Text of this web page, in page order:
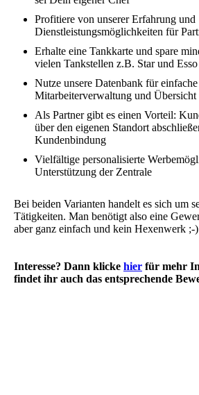
Profitiere von unserer Erfahrung und
Dienstleistungsmöglichkeiten für
Erhalte eine Tankkarte und spare
vielen Tankstellen z.B. Star und Esso
Nutze unsere Datenbank für
Mitarbeiterverwaltung und
Als Partner gibt es einen Vorteil:
über den eigenen Standort
Kundenbindung
Vielfältige personalisierte
Unterstützung der Zentrale
Bei beiden Varianten handelt es sich um
Tätigkeiten. Man benötigt also eine
aber ganz einfach und kein Hexenwerk ;-)
Interesse? Dann klicke hier für mehr
findet ihr auch das entsprechende